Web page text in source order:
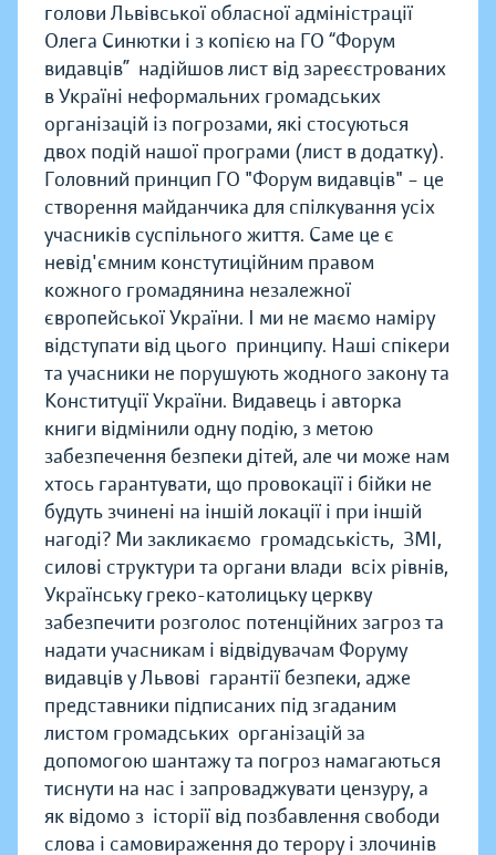
голови Львівської обласної адміністрації
Олега Синютки і з копією на ГО “Форум
видавців” надійшов лист від зареєстрованих
в Україні неформальних громадських
організацій із погрозами, які стосуються
двох подій нашої програми (лист в додатку).
Головний принцип ГО "Форум видавців" – це
створення майданчика для спілкування усіх
учасників суспільного життя. Саме це є
невід'ємним констутиційним правом
кожного громадянина незалежної
європейської України. І ми не маємо наміру
відступати від цього принципу. Наші спікери
та учасники не порушують жодного закону та
Конституції України. Видавець і авторка
книги відмінили одну подію, з метою
забезпечення безпеки дітей, але чи може нам
хтось гарантувати, що провокації і бійки не
будуть зчинені на іншій локації і при іншій
нагоді? Ми закликаємо громадськість, ЗМІ,
силові структури та органи влади всіх рівнів,
Українську греко-католицьку церкву
забезпечити розголос потенційних загроз та
надати учасникам і відвідувачам Форуму
видавців у Львові гарантії безпеки, адже
представники підписаних під згаданим
листом громадських організацій за
допомогою шантажу та погроз намагаються
тиснути на нас і запроваджувати цензуру, а
як відомо з історії від позбавлення свободи
слова і самовираження до терору і злочинів